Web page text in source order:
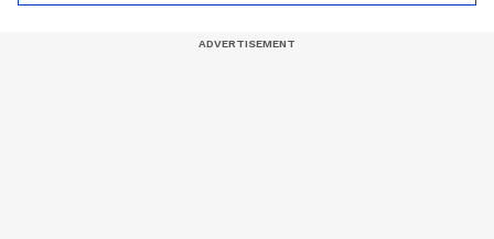
ഇരച്ചെത്തിയത് 8
തുടരുന്നു |